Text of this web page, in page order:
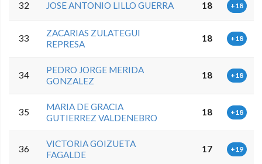
32 JOSE ANTONIO LILLO GUERRA 18 +18
33
ZACARIAS ZULATEGUI
REPRESA
18 +18
34
PEDRO JORGE MERIDA
GONZALEZ
18 +18
35
MARIA DE GRACIA
GUTIERREZ VALDENEBRO
18 +18
36
VICTORIA GOIZUETA
FAGALDE
17 +19